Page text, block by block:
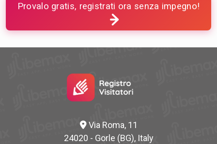
Provalo gratis, registrati ora senza impegno!
Via Roma, 11
24020 - Gorle (BG), Italy